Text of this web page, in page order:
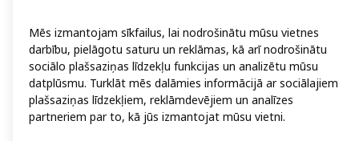
Mēs izmantojam sīkfailus, lai nodrošinātu mūsu vietnes
darbību, pielāgotu saturu un reklāmas, kā arī nodrošinātu
sociālo plašsaziņas līdzekļu funkcijas un analizētu mūsu
datplūsmu. Turklāt mēs dalāmies informācijā ar sociālajiem
plašsaziņas līdzekļiem, reklāmdevējiem un analīzes
partneriem par to, kā jūs izmantojat mūsu vietni.